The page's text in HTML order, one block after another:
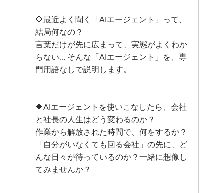
🔷最近よく聞く「AIエージェント」って、
結局何なの？
言葉だけが先に広まって、実態がよくわか
らない… そんな「AIエージェント」を、専
門用語なしで説明します。
🔷AIエージェントを使いこなしたら、会社
と社長の人生はどう変わるのか？
作業から解放された時間で、何をするか？
「自分がいなくても回る会社」の先に、ど
んな日々が待っているのか？一緒に想像し
てみませんか？